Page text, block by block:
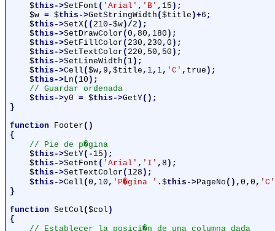
$this->SetFont ( 'Arial' , 'B' , 15 );
$w = $this->GetStringWidth ( $title )+6 ;
$this->SetX(( 210 -$w)/2 );
$this->SetDrawColor ( 0 , 80 , 180 );
$this->SetFillColor ( 230 , 230 , 0 );
$this->SetTextColor ( 220 , 50 , 50 );
$this->SetLineWidth ( 1);
$this->Cell ( $w, 9 , $title , 1, 1, 'C' , true );
$this->Ln ( 10 );
// Guardar ordenada
$this->y0 = $this->GetY();
}
function
Footer ()
{
// Pie de p�gina
$this->SetY(- 15 );
$this->SetFont ( 'Arial' , 'I' , 8 );
$this->SetTextColor ( 128 );
$this->Cell ( 0 , 10 , 'P�gina ' . $this->PageNo (), 0 , 0 , 'C'
}
function SetCol ( $col )
{
// Establecer la posici�n de una columna dada